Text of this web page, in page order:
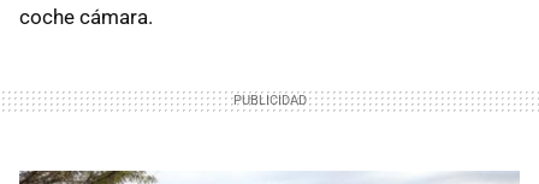
coche cámara.